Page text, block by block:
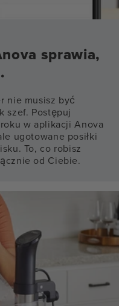
sprawia,
nie musisz być
szef. Postępuj
w aplikacji Anova
ugotowane posiłki
To, co robisz
od Ciebie.